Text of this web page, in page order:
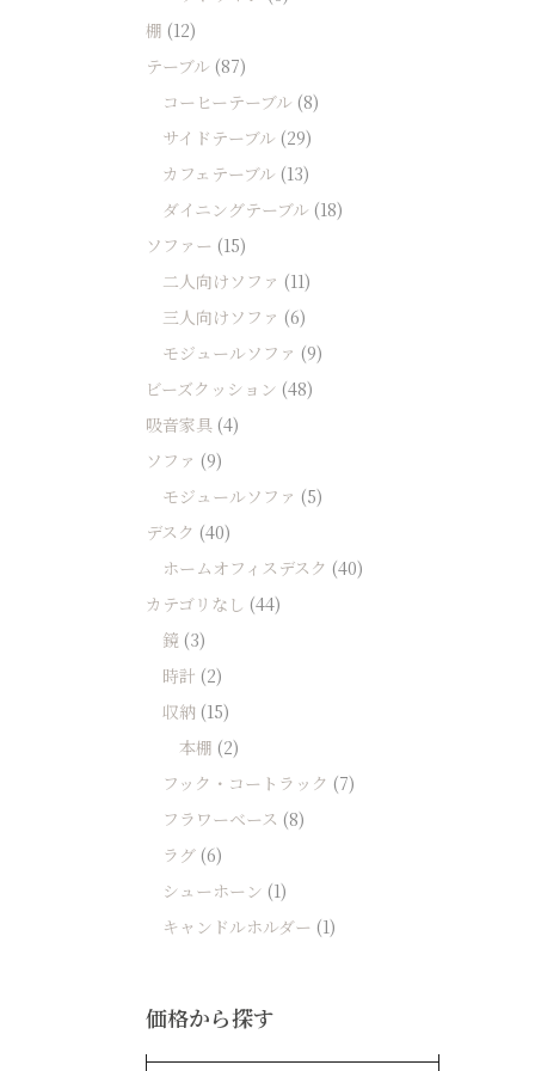
棚 (12)
テーブル (87)
コーヒーテーブル (8)
サイドテーブル (29)
カフェテーブル (13)
ダイニングテーブル (18)
ソファー (15)
二人向けソファ (11)
三人向けソファ (6)
モジュールソファ (9)
ビーズクッション (48)
吸音家具 (4)
ソファ (9)
モジュールソファ (5)
デスク (40)
ホームオフィスデスク (40)
カテゴリなし (44)
鏡 (3)
時計 (2)
収納 (15)
本棚 (2)
フック・コートラック (7)
フラワーベース (8)
ラグ (6)
シューホーン (1)
キャンドルホルダー (1)
価格から探す